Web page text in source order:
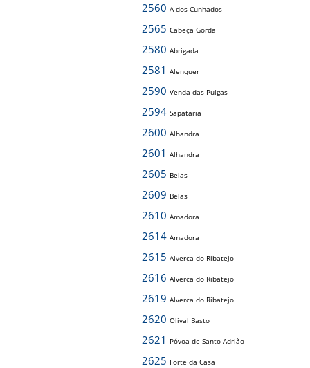
2560 A dos Cunhados
2565 Cabeça Gorda
2580 Abrigada
2581 Alenquer
2590 Venda das Pulgas
2594 Sapataria
2600 Alhandra
2601 Alhandra
2605 Belas
2609 Belas
2610 Amadora
2614 Amadora
2615 Alverca do Ribatejo
2616 Alverca do Ribatejo
2619 Alverca do Ribatejo
2620 Olival Basto
2621 Póvoa de Santo Adrião
2625 Forte da Casa